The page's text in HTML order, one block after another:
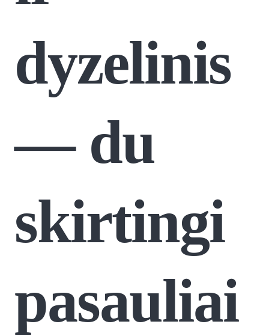
dyzelinis
— du
skirtingi
pasauliai